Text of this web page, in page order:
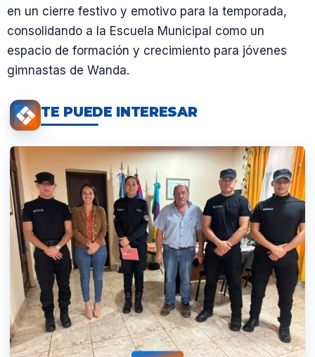
en un cierre festivo y emotivo para la temporada,
consolidando a la Escuela Municipal como un
espacio de formación y crecimiento para jóvenes
gimnastas de Wanda.
TE PUEDE INTERESAR